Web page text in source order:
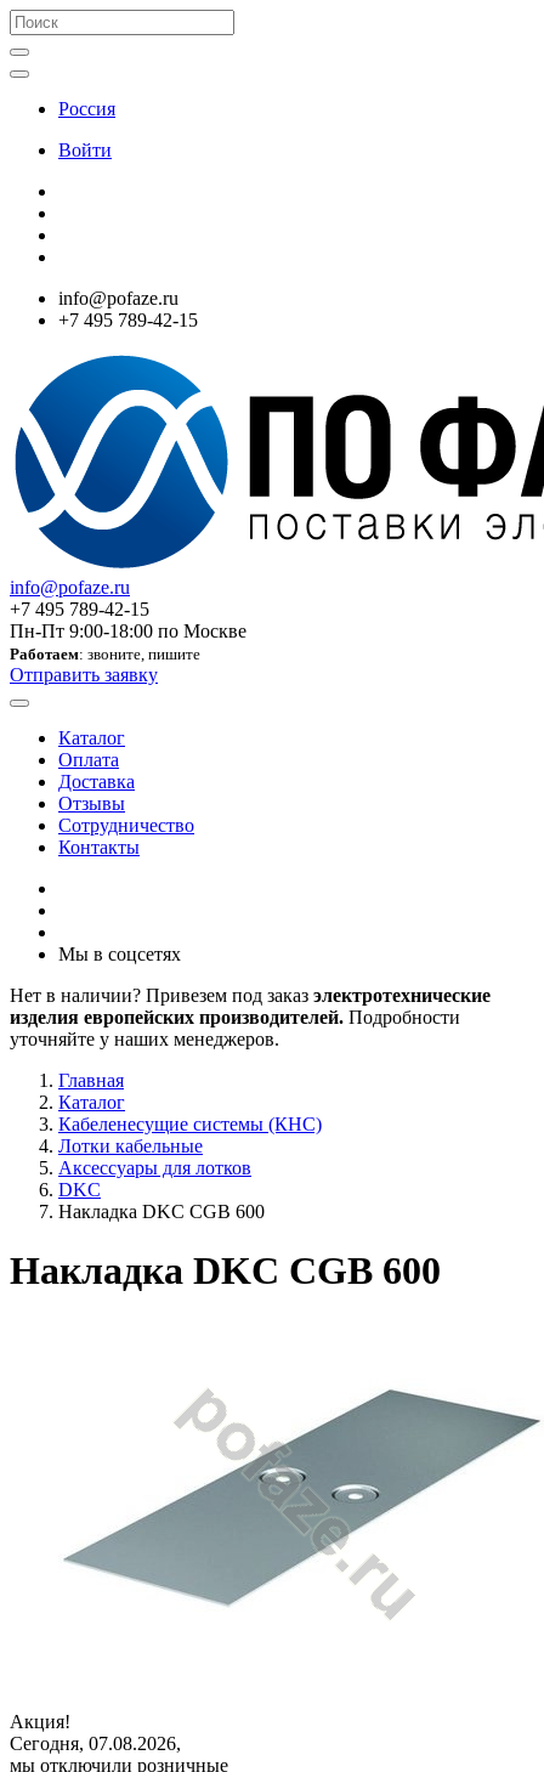
Россия
Войти
info@pofaze.ru
+7 495 789-42-15
info@pofaze.ru
+7 495 789-42-15
Пн-Пт 9:00-18:00 по Москве
Работаем: звоните, пишите
Отправить заявку
Каталог
Оплата
Доставка
Отзывы
Сотрудничество
Контакты
Мы в соцсетях
Нет в наличии? Привезем под заказ электротехнические
изделия европейских производителей. Подробности
уточняйте у наших менеджеров.
Главная
Каталог
Кабеленесущие системы (КНС)
Лотки кабельные
Аксессуары для лотков
DKC
Накладка DKC CGB 600
Накладка DKC CGB 600
Акция!
Сегодня, 07.08.2026,
мы отключили розничные